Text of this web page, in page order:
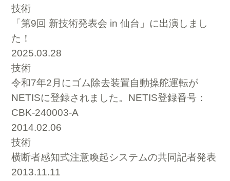
技術
「第9回 新技術発表会 in 仙台」に出演しまし
た！
2025.03.28
技術
令和7年2月にゴム除去装置自動操舵運転が
NETISに登録されました。NETIS登録番号：
CBK-240003-A
2014.02.06
技術
横断者感知式注意喚起システムの共同記者発表
2013.11.11